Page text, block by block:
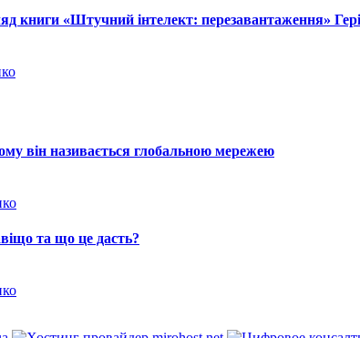
книги «Штучний інтелект: перезавантаження»
він називається глобальною мережею
та що це даcть?